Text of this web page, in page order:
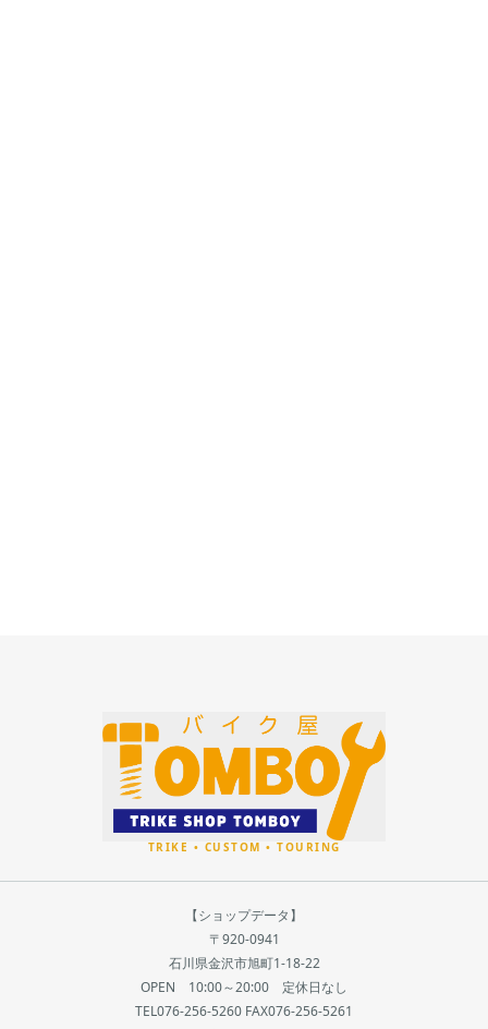
【ショップデータ】
〒920-0941
石川県金沢市旭町1-18-22
OPEN 10:00～20:00 定休日なし
TEL076-256-5260 FAX076-256-5261